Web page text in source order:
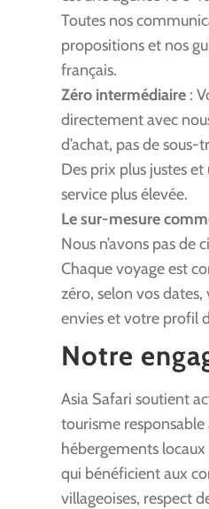
Toutes nos
propositions et nos
français.
Zéro intermédiaire:
directement avec
d’achat, pas de
Des prix plus justes
service plus élevée.
Le sur-mesure
Nous n’avons pas de
Chaque voyage est
zéro, selon vos
envies et votre profil
Notre
Asia Safari soutient
tourisme responsable
hébergements
qui bénéficient aux
villageoises, respect